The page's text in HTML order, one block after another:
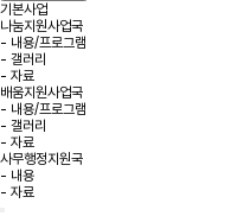
기본사업
나눔지원사업국
- 내용/프로그램
- 갤러리
- 자료
배움지원사업국
- 내용/프로그램
- 갤러리
- 자료
사무행정지원국
- 내용
- 자료